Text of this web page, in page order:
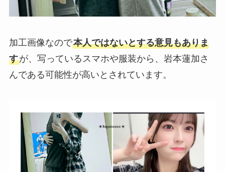
加工画像なので本人ではないとする意見もありま
すが、写っているスマホや服装から、岩本蓮加さ
んである可能性が高いとされています。